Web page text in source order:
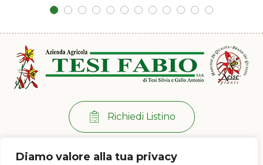
Diamo valore alla tua privacy
Richiedi Listino
Per info:
+39 0573 38 20 77